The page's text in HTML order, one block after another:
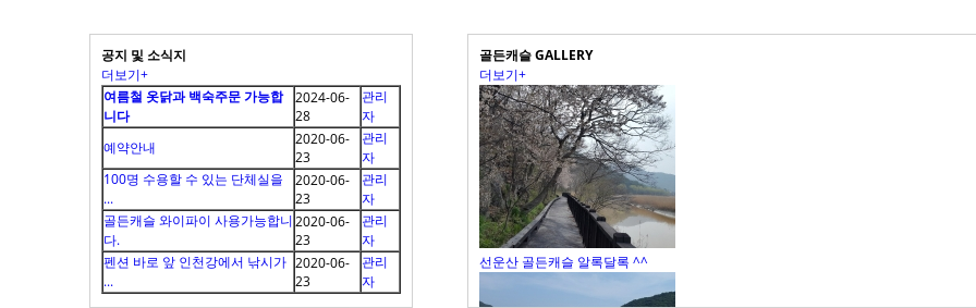
공지 및 소식지
더보기+
여름철 옷닭과 백숙주문 가능합
니다
2024-06-
28
관리
자
예약안내
2020-06-
23
관리
자
100명 수용할 수 있는 단체실을
...
2020-06-
23
관리
자
골든캐슬 와이파이 사용가능합니
다.
2020-06-
23
관리
자
펜션 바로 앞 인천강에서 낚시가
...
2020-06-
23
관리
자
골든캐슬 GALLERY
더보기+
선운산 골든캐슬 알록달록 ^^